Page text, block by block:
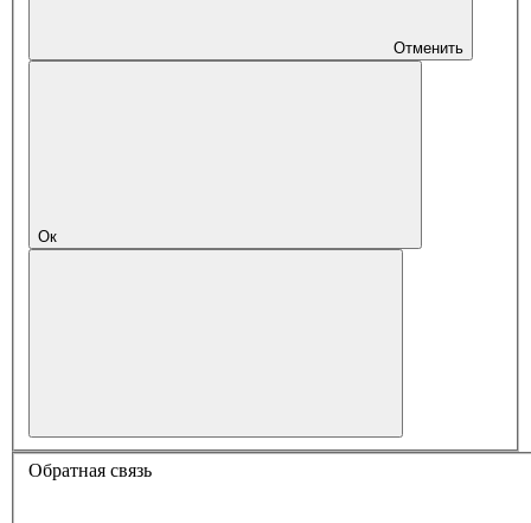
Отменить
Ок
Обратная связь